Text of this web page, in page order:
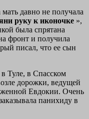
давно не получала
руку к иконочке »,
была спрятана
фронт и получила
писал, что ее сын
Туле, в Спасском
дорожки, ведущей
Евдокии. Очень
панихиду в